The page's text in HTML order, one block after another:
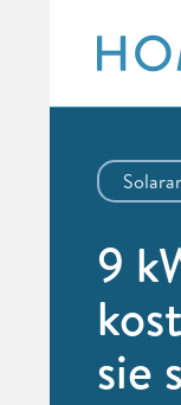
content
9
sie